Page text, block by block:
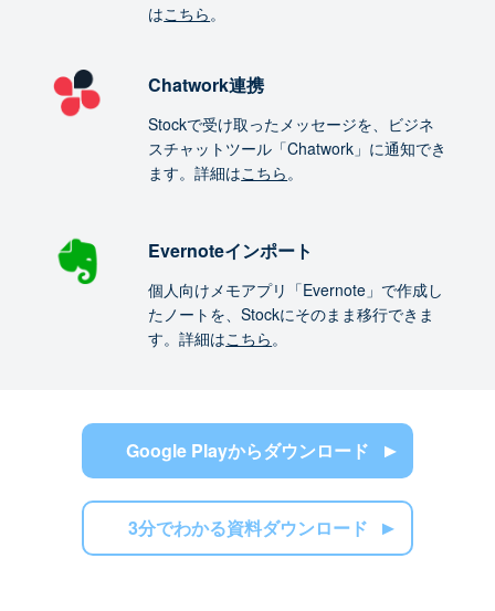
はこちら。
Chatwork連携
Stockで受け取ったメッセージを、ビジネ
スチャットツール「Chatwork」に通知でき
ます。詳細はこちら。
Evernoteインポート
個人向けメモアプリ「Evernote」で作成し
たノートを、Stockにそのまま移行できま
す。詳細はこちら。
Google Playからダウンロード
3分でわかる資料ダウンロード